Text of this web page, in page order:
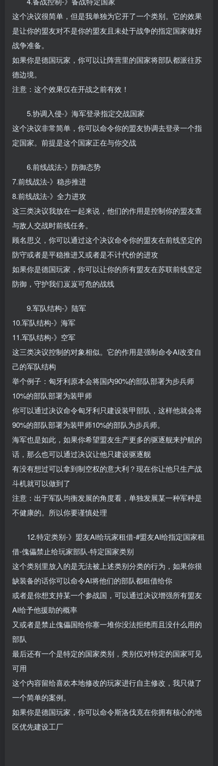
这个决议很简单，但是我单独为它开了一个类别。它的效果
是让你的盟友对不是你的盟友且未处于战争的指定国家做好
战争准备。
如果你是德国玩家，你可以让阵营里的国家将部队都派往苏
德边境。
注意：这个效果仅在开战之前有效！
5.协调入侵-》海军登录指定交战国家
这个决议非常简单，你可以命令你的盟友协调去登录一个指
定国家。前提是这个国家正在与你交战
6.前线战法-》防御态势
7.前线战法-》稳步推进
8.前线战法-》全力进攻
这三类决议我放在一起来说，他们的作用是控制你的盟友查
与敌人交战时前线任务。
顾名思义，你可以通过这个决议命令你的盟友在前线坚定的
防守或者是平稳推进又或者是不计代价的进攻
如果你是德国玩家，你可以让你的所有盟友在苏联前线坚定
防御，守护我们岌岌可危的战线
9.军队结构-》陆军
10.军队结构-》海军
11.军队结构-》空军
这三类决议控制的对象相似。它的作用是强制命令AI改变自
己的军队结构
举个例子：匈牙利原本会将国内90%的部队部署为步兵师
10%的部队部署为装甲师
你可以通过决议命令匈牙利只建设装甲部队，这样他就会将
90%的部队部署为装甲师10%的部队为步兵师。
海军也是如此，如果你希望盟友生产更多的驱逐舰来护航的
话，那么也可以通过决议让他只建设驱逐舰
有没有想过可以拿到制空权的意大利？现在你让他只生产战
斗机就可以做到了
注意：出于军队均衡发展的角度看，单独发展某一种军种是
不健康的。所以你要谨慎处理
12.特定类别-》盟友AI给玩家租借-#盟友AI给指定国家租
借-傀儡禁止给玩家部队-特定国家类别
这个类别里放入的是无法被上述类别分类的行为，如果你很
缺装备的话你可以命令AI将他们的部队都租借给你
或者是你想支持某一个参战国，可以通过决议增强所有盟友
AI给予他援助的概率
又或者是禁止傀儡国给你塞一堆你没法拒绝而且没什么用的
部队
最后还有一个是特定的国家类别，类别仅对特定的国家可见
可用
这个内容留给喜欢本地修改的玩家进行自主修改，我只做了
一个简单的案例。
如果你是德国玩家，你可以命令斯洛伐克在你拥有核心的地
区优先建设工厂